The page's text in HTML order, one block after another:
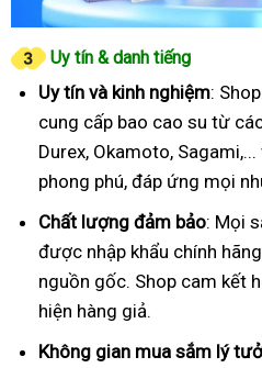
Uy tín & danh tiếng
Uy tín và kinh nghiệm:
cung cấp bao cao su từ
Durex, Okamoto,
phong phú, đáp ứng mọi
Chất lượng đảm bảo: Mọi
được nhập khẩu chính
nguồn gốc. Shop cam kết
hiện hàng giả.
Không gian mua sắm lý